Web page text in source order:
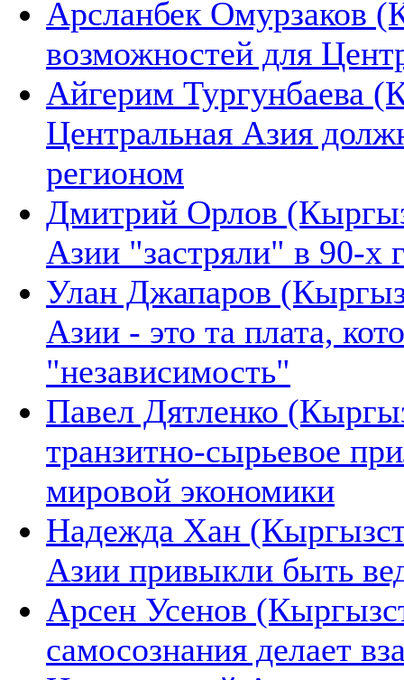
Арсланбек Омурзаков
возможностей для
Айгерим Тургунбаева
Центральная Азия
регионом
Дмитрий Орлов
Азии "застряли" в 90-х
Улан Джапаров
Азии - это та плата,
"независимость"
Павел Дятленко
транзитно-сырьевое
мировой экономики
Надежда Хан
Азии привыкли быть
Арсен Усенов
самосознания делает